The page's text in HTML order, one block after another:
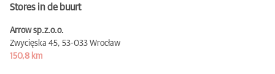
Stores in de buurt
Arrow sp.z.o.o.
Zwycięska 45, 53-033 Wrocław
150,8 km